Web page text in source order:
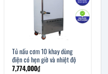
Tủ nấu cơm 10 khay dùng
điện có hẹn giờ và nhiệt độ
7,774,000₫